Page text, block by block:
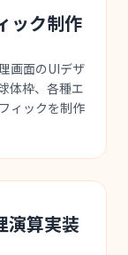
ック制作
画面のUIデザ
体枠、各種エ
ィックを制作
演算実装